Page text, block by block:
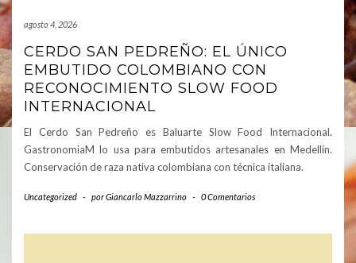
agosto 4, 2026
CERDO SAN PEDREÑO: EL ÚNICO
EMBUTIDO COLOMBIANO CON
RECONOCIMIENTO SLOW FOOD
INTERNACIONAL
El Cerdo San Pedreño es Baluarte Slow Food Internacional.
GastronomiaM lo usa para embutidos artesanales en Medellín.
Conservación de raza nativa colombiana con técnica italiana.
Uncategorized - porGiancarlo Mazzarrino - 0 Comentarios